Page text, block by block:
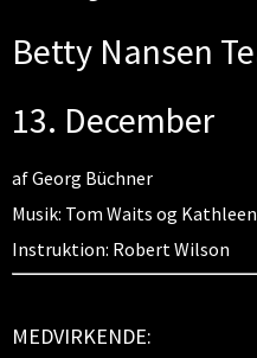
Betty Nansen
13. December
af Georg Büchner
Musik: Tom Waits og
Instruktion: Robert Wilson
MEDVIRKENDE: